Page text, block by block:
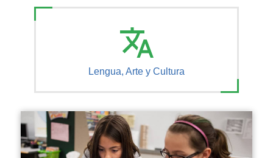
Lengua, Arte y Cultura